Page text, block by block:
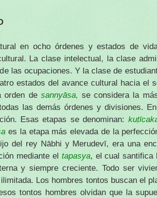
en ocho órdenes y estados de
La clase intelectual, la clase
las ocupaciones. Y la clase de
estados del avance cultural hacia el
orden de sannyāsa, se considera la
las demás órdenes y divisiones.
Esas etapas se denominan:
es la etapa más elevada de la
del rey Nābhi y Merudevī, era una
mediante el tapasya, el cual santifica
y siempre creciente. Todo ser
Los hombres tontos buscan el
tontos hombres olvidan que la